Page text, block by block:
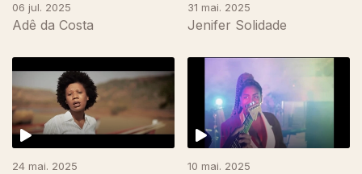
06 jul. 2025
Adê da Costa
31 mai. 2025
Jenifer Solidade
24 mai. 2025 10 mai. 2025